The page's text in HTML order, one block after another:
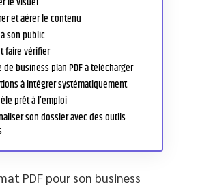
et aérer le contenu
son public
faire vérifier
de business plan PDF à télécharger
à intégrer systématiquement
prêt à l’emploi
son dossier avec des outils
PDF pour son business